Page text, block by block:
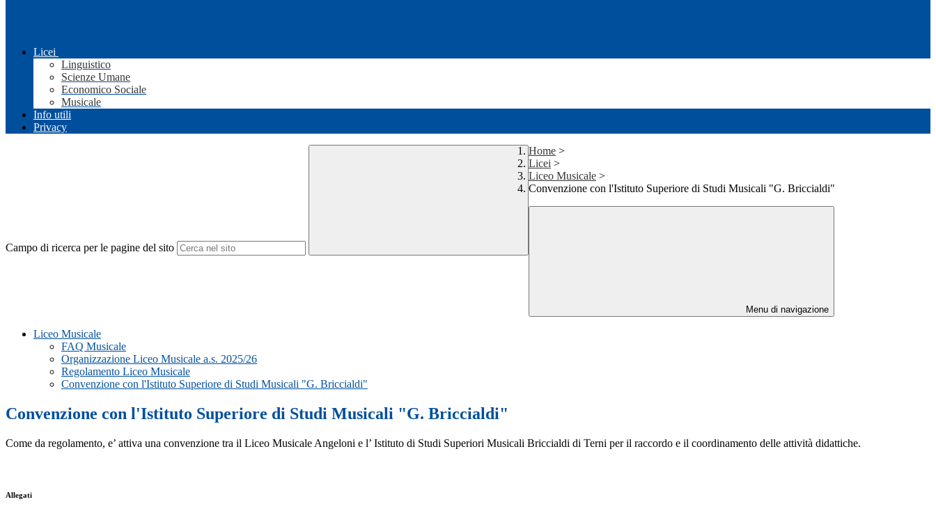
Licei
Linguistico
Scienze Umane
Economico Sociale
Musicale
Info utili
Privacy
Campo di ricerca per le pagine del sito
Home >
Licei >
Liceo Musicale >
Convenzione con l'Istituto Superiore di Studi Musicali "G. Briccialdi"
Menu di navigazione
Liceo Musicale
FAQ Musicale
Organizzazione Liceo Musicale a.s. 2025/26
Regolamento Liceo Musicale
Convenzione con l'Istituto Superiore di Studi Musicali "G. Briccialdi"
Convenzione con l'Istituto Superiore di Studi Musicali "G. Briccialdi"
Come da regolamento, e’ attiva una convenzione tra il Liceo Musicale Angeloni e l’ Istituto di Studi Superiori Musicali Briccialdi di Terni per il raccordo e il coordinamento delle attività didattiche.
Allegati